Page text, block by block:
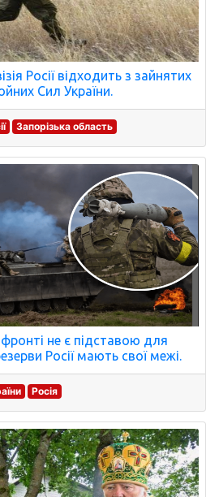
Росії відходить з зайнятих
Сил України.
Запорізька область
не є підставою для
Росії мають свої межі.
Росія